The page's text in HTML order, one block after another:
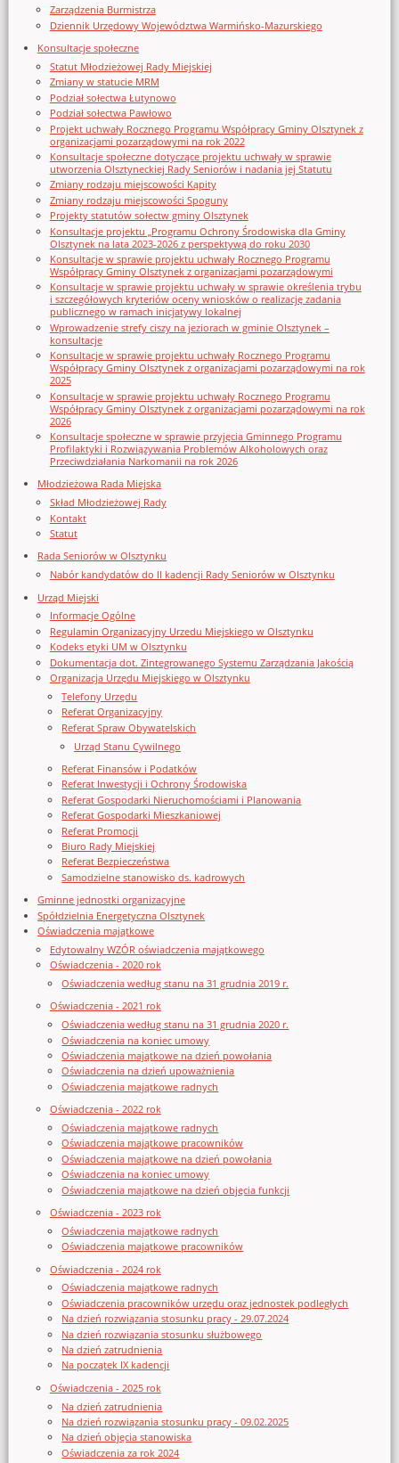
Zarządzenia Burmistrza
Dziennik Urzędowy Województwa Warmińsko-Mazurskiego
Konsultacje społeczne
Statut Młodzieżowej Rady Miejskiej
Zmiany w statucie MRM
Podział sołectwa Łutynowo
Podział sołectwa Pawłowo
Projekt uchwały Rocznego Programu Współpracy Gminy Olsztynek z
organizacjami pozarządowymi na rok 2022
Konsultacje społeczne dotyczące projektu uchwały w sprawie
utworzenia Olsztyneckiej Rady Seniorów i nadania jej Statutu
Zmiany rodzaju miejscowości Kąpity
Zmiany rodzaju miejscowości Spoguny
Projekty statutów sołectw gminy Olsztynek
Konsultacje projektu „Programu Ochrony Środowiska dla Gminy
Olsztynek na lata 2023-2026 z perspektywą do roku 2030
Konsultacje w sprawie projektu uchwały Rocznego Programu
Współpracy Gminy Olsztynek z organizacjami pozarządowymi
Konsultacje w sprawie projektu uchwały w sprawie określenia trybu
i szczegółowych kryteriów oceny wniosków o realizację zadania
publicznego w ramach inicjatywy lokalnej
Wprowadzenie strefy ciszy na jeziorach w gminie Olsztynek –
konsultacje
Konsultacje w sprawie projektu uchwały Rocznego Programu
Współpracy Gminy Olsztynek z organizacjami pozarządowymi na rok
2025
Konsultacje w sprawie projektu uchwały Rocznego Programu
Współpracy Gminy Olsztynek z organizacjami pozarządowymi na rok
2026
Konsultacje społeczne w sprawie przyjęcia Gminnego Programu
Profilaktyki i Rozwiązywania Problemów Alkoholowych oraz
Przeciwdziałania Narkomanii na rok 2026
Młodzieżowa Rada Miejska
Skład Młodzieżowej Rady
Kontakt
Statut
Rada Seniorów w Olsztynku
Nabór kandydatów do II kadencji Rady Seniorów w Olsztynku
Urząd Miejski
Informacje Ogólne
Regulamin Organizacyjny Urzedu Miejskiego w Olsztynku
Kodeks etyki UM w Olsztynku
Dokumentacja dot. Zintegrowanego Systemu Zarządzania Jakością
Organizacja Urzędu Miejskiego w Olsztynku
Telefony Urzędu
Referat Organizacyjny
Referat Spraw Obywatelskich
Urząd Stanu Cywilnego
Referat Finansów i Podatków
Referat Inwestycji i Ochrony Środowiska
Referat Gospodarki Nieruchomościami i Planowania
Referat Gospodarki Mieszkaniowej
Referat Promocji
Biuro Rady Miejskiej
Referat Bezpieczeństwa
Samodzielne stanowisko ds. kadrowych
Gminne jednostki organizacyjne
Spółdzielnia Energetyczna Olsztynek
Oświadczenia majątkowe
Edytowalny WZÓR oświadczenia majątkowego
Oświadczenia - 2020 rok
Oświadczenia według stanu na 31 grudnia 2019 r.
Oświadczenia - 2021 rok
Oświadczenia według stanu na 31 grudnia 2020 r.
Oświadczenia na koniec umowy
Oświadczenia majątkowe na dzień powołania
Oświadczenia na dzień upoważnienia
Oświadczenia majątkowe radnych
Oświadczenia - 2022 rok
Oświadczenia majątkowe radnych
Oświadczenia majątkowe pracowników
Oświadczenia majątkowe na dzień powołania
Oświadczenia na koniec umowy
Oświadczenia majątkowe na dzień objęcia funkcji
Oświadczenia - 2023 rok
Oświadczenia majątkowe radnych
Oświadczenia majątkowe pracowników
Oświadczenia - 2024 rok
Oświadczenia majątkowe radnych
Oświadczenia pracowników urzędu oraz jednostek podległych
Na dzień rozwiązania stosunku pracy - 29.07.2024
Na dzień rozwiązania stosunku służbowego
Na dzień zatrudnienia
Na początek IX kadencji
Oświadczenia - 2025 rok
Na dzień zatrudnienia
Na dzień rozwiązania stosunku pracy - 09.02.2025
Na dzień objęcia stanowiska
Oświadczenia za rok 2024